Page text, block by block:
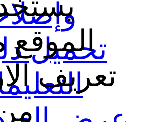
تحميل
الموقع
تعريف